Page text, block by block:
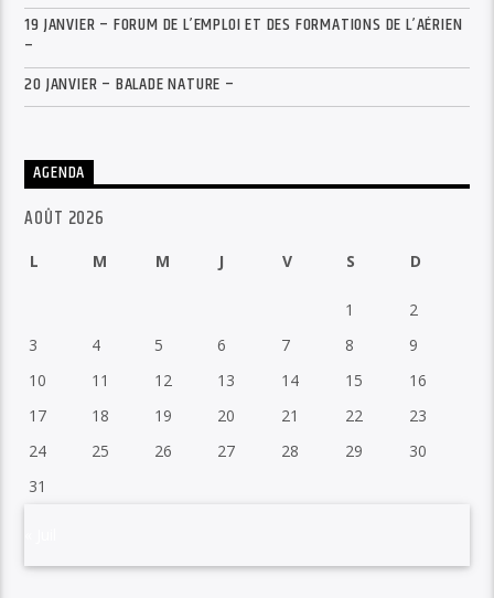
19 JANVIER – FORUM DE L’EMPLOI ET DES FORMATIONS DE L’AÉRIEN
–
20 JANVIER – BALADE NATURE –
AGENDA
AOÛT 2026
L M M J V S D
1
2
3
4 5 6 7 8
9
10
11 12 13 14 15
16
17
18 19 20 21 22
23
24
25 26 27 28 29
30
31